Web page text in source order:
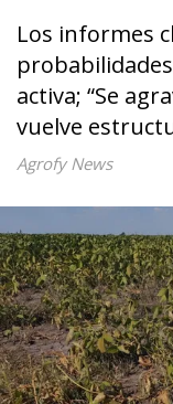
Los informes
activa; “Se
vuelve
Agrofy News